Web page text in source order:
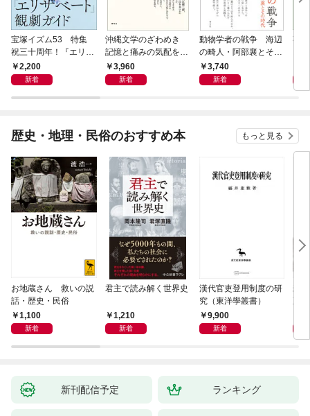
宝塚イズム53 特集
祝三十周年！『エリザ
ベート』観劇ガイド
2,200
新着
沖縄文学のざわめき
記憶と痛みの気配をな
ぞる3,960
新着
動物学者の戦争 海辺
の畸人・阿部襄とその
時代3,740
新着
事
歴史・地理・民俗のおすすめ本 もっと見る
お地蔵さん 救いの説
話・歴史・民俗
1,100
新着
君主で読み解く世界史
1,210
新着
漢代官吏登用制度の研
究（東洋學叢書）
9,900
新着
親
直
新刊配信予定 ランキング